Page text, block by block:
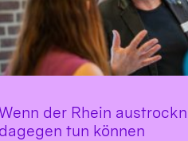
Wenn der Rhein
dagegen tun können